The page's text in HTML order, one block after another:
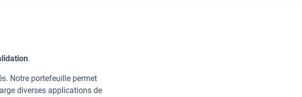
.
Notre portefeuille permet
diverses applications de